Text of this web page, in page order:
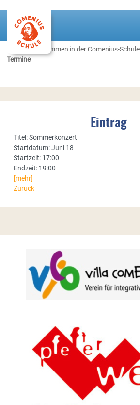
Herzlich willkommen in der Comenius-Schule
Termine
Eintrag
Titel: Sommerkonzert
Startdatum: Juni 18
Startzeit: 17:00
Endzeit: 19:00
[mehr]
Zurück